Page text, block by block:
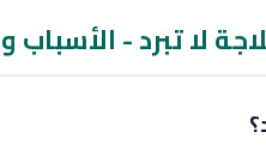
لا تبرد - الأسباب